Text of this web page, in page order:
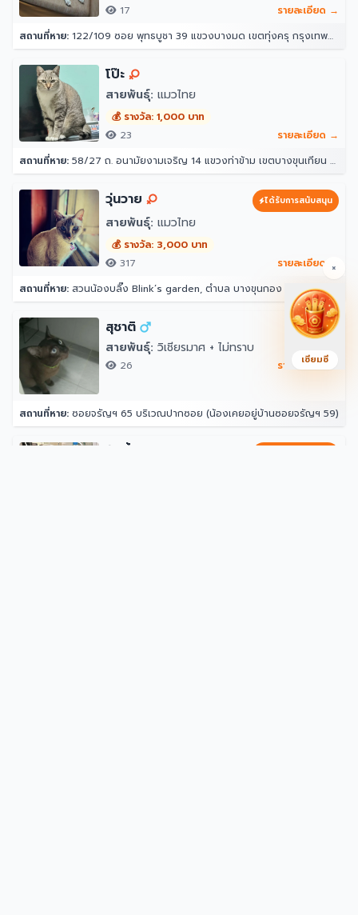
17
รายละเอียด →
สถานที่หาย: 122/109 ซอย พุทธบูชา 39 แขวงบางมด เขตทุ่งครุ กรุงเทพมหานคร 10140
โป๊ะ
สายพันธุ์: แมวไทย
💰 รางวัล: 1,000 บาท
23
รายละเอียด →
สถานที่หาย: 58/27 ถ. อนามัยงามเจริญ 14 แขวงท่าข้าม เขตบางขุนเทียน กรุงเทพมหานคร 10150
วุ่นวาย ได้รับการสนับสนุน
สายพันธุ์: แมวไทย
💰 รางวัล: 3,000 บาท
317
รายละเอียด →
สถานที่หาย: สวนน้องบลิ๊ง Blink’s garden, ตำบล บางขุนกอง อำเภอบางกรวย นนทบุรี 11130
สุชาติ
สายพันธุ์: วิเชียรมาศ + ไม่ทราบ
26 รายละเอียด →
สถานที่หาย: ซอยจรัญฯ 65 บริเวณปากซอย (น้องเคยอยู่บ้านซอยจรัญฯ 59)
ลัคกี้
×
เซียมซี